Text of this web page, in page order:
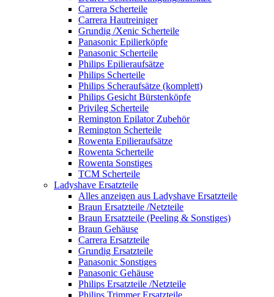
Carrera Scherteile
Carrera Hautreiniger
Grundig /Xenic Scherteile
Panasonic Epilierköpfe
Panasonic Scherteile
Philips Epilieraufsätze
Philips Scherteile
Philips Scheraufsätze (komplett)
Philips Gesicht Bürstenköpfe
Privileg Scherteile
Remington Epilator Zubehör
Remington Scherteile
Rowenta Epilieraufsätze
Rowenta Scherteile
Rowenta Sonstiges
TCM Scherteile
Ladyshave Ersatzteile
Alles anzeigen aus Ladyshave Ersatzteile
Braun Ersatzteile /Netzteile
Braun Ersatzteile (Peeling & Sonstiges)
Braun Gehäuse
Carrera Ersatzteile
Grundig Ersatzteile
Panasonic Sonstiges
Panasonic Gehäuse
Philips Ersatzteile /Netzteile
Philips Trimmer Ersatzteile